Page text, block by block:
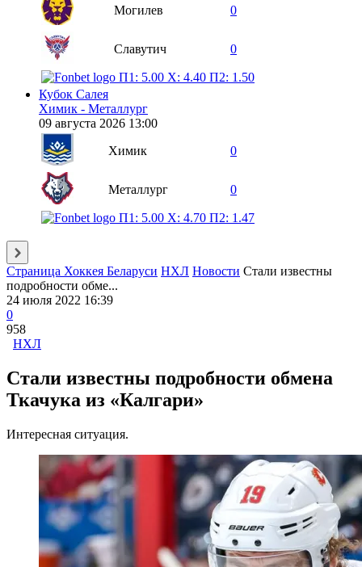
Могилев
0
Славутич 0
П1: 5.00 X: 4.40 П2: 1.50
Кубок Салея
Химик - Металлург
09 августа 2026 13:00
Химик
0
Металлург 0
П1: 5.00 X: 4.70 П2: 1.47
Страница Хоккея Беларуси НХЛ Новости Стали известны
подробности обме...
24 июля 2022 16:39
0
958
НХЛ
Стали известны подробности обмена
Ткачука из «Калгари»
Интересная ситуация.